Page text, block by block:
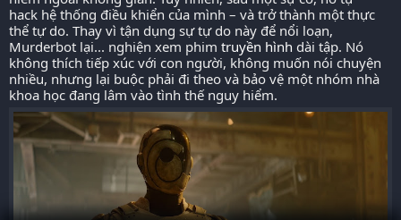
hack hệ thống điều khiển của mình – và trở thành một thực
thể tự do. Thay vì tận dụng sự tự do này để nổi loạn,
Murderbot lại... nghiện xem phim truyền hình dài tập. Nó
không thích tiếp xúc với con người, không muốn nói chuyện
nhiều, nhưng lại buộc phải đi theo và bảo vệ một nhóm nhà
khoa học đang lâm vào tình thế nguy hiểm.